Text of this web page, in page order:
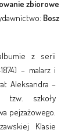
zbiorowe
Bosz
z serii
– malarz i
Aleksandra –
tzw. szkoły
pejzażowego.
Klasie